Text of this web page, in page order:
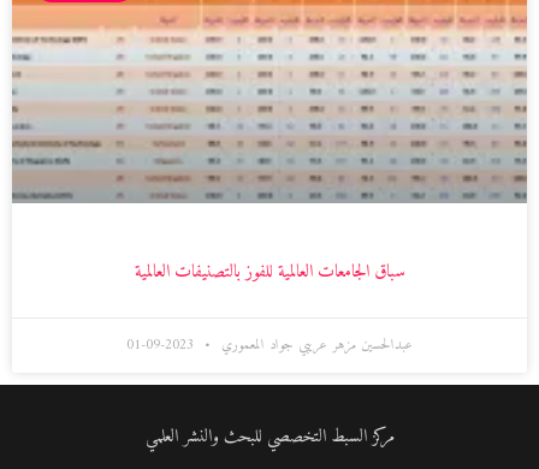
سباق الجامعات العالمية للفوز بالتصنيفات العالمية
عبدالحسين مزهر عريبي جواد المعموري
مركز السبط التخصصي للبحث والنشر العلمي